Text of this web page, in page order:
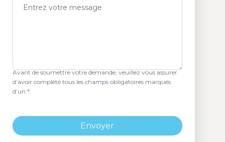
Avant de soumettre votre demande, veuillez vous assurer
d’avoir complété tous les champs obligatoires marqués
d’un *.